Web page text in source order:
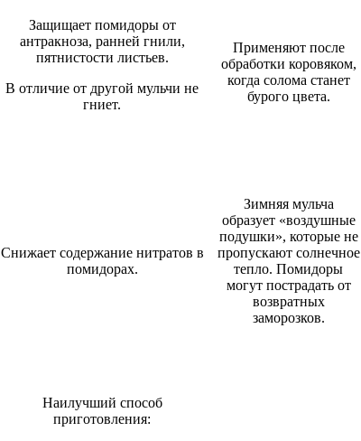
Защищает помидоры от
антракноза, ранней гнили,
пятнистости листьев.
В отличие от другой мульчи не
гниет.
Применяют после
обработки коровяком,
когда солома станет
бурого цвета.
Снижает содержание нитратов в
помидорах.
Зимняя мульча
образует «воздушные
подушки», которые не
пропускают солнечное
тепло. Помидоры
могут пострадать от
возвратных
заморозков.
Наилучший способ
приготовления: